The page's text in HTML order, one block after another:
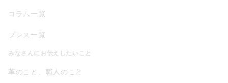
コラム一覧
プレス一覧
みなさんにお伝えしたいこと
革のこと、職人のこと